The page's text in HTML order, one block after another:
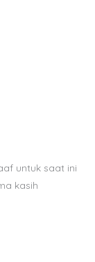
untuk saat ini
kasih